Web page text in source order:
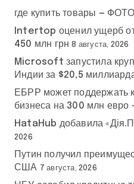
где купить товары — ФОТО
Intertop оценил ущерб
450 млн грн 8 августа, 2026
Microsoft запустила
Индии за $20,5
ЕБРР может поддержать
бизнеса на 300 млн евро
HataHub добавила
2026
Путин получил
США 7 августа, 2026